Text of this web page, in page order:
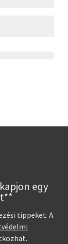
egy
tippeket. A